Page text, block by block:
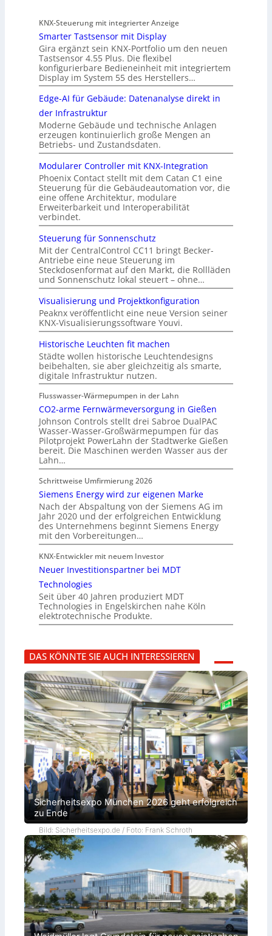
KNX-Steuerung mit integrierter Anzeige
Smarter Tastsensor mit Display
Gira ergänzt sein KNX-Portfolio um den neuen
Tastsensor 4.55 Plus. Die flexibel
konfigurierbare Bedieneinheit mit integriertem
Display im System 55 des Herstellers…
Edge-AI für Gebäude: Datenanalyse direkt in
der Infrastruktur
Moderne Gebäude und technische Anlagen
erzeugen kontinuierlich große Mengen an
Betriebs- und Zustandsdaten.
Modularer Controller mit KNX-Integration
Phoenix Contact stellt mit dem Catan C1 eine
Steuerung für die Gebäudeautomation vor, die
eine offene Architektur, modulare
Erweiterbarkeit und Interoperabilität
verbindet.
Steuerung für Sonnenschutz
Mit der CentralControl CC11 bringt Becker-
Antriebe eine neue Steuerung im
Steckdosenformat auf den Markt, die Rollläden
und Sonnenschutz lokal steuert – ohne…
Visualisierung und Projektkonfiguration
Peaknx veröffentlicht eine neue Version seiner
KNX-Visualisierungssoftware Youvi.
Historische Leuchten fit machen
Städte wollen historische Leuchtendesigns
beibehalten, sie aber gleichzeitig als smarte,
digitale Infrastruktur nutzen.
Flusswasser-Wärmepumpen in der Lahn
CO2-arme Fernwärmeversorgung in Gießen
Johnson Controls stellt drei Sabroe DualPAC
Wasser-Wasser-Großwärmepumpen für das
Pilotprojekt PowerLahn der Stadtwerke Gießen
bereit. Die Maschinen werden Wasser aus der
Lahn…
Schrittweise Umfirmierung 2026
Siemens Energy wird zur eigenen Marke
Nach der Abspaltung von der Siemens AG im
Jahr 2020 und der erfolgreichen Entwicklung
des Unternehmens beginnt Siemens Energy
mit den Vorbereitungen…
KNX-Entwickler mit neuem Investor
Neuer Investitionspartner bei MDT
Technologies
Seit über 40 Jahren produziert MDT
Technologies in Engelskirchen nahe Köln
elektrotechnische Produkte.
DAS KÖNNTE SIE AUCH INTERESSIEREN
Sicherheitsexpo München 2026 geht erfolgreich
zu Ende
Bild: Sicherheitsexpo.de / Foto: Frank Schroth